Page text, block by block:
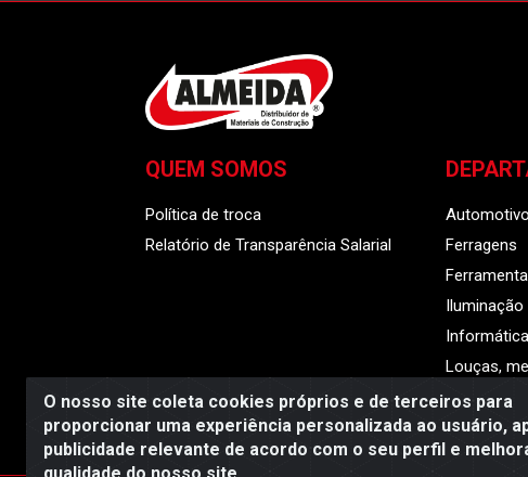
O nosso site coleta cookies próprios e de terceiros para
proporcionar uma experiência personalizada ao usuário,
publicidade relevante de acordo com o seu perfil e
QUEM SOMOS
Política de troca
Relatório de Transparência Salarial
Automotivo
Ferragens
Iluminação
Informática
Louças,
Almeida Distribuidor -